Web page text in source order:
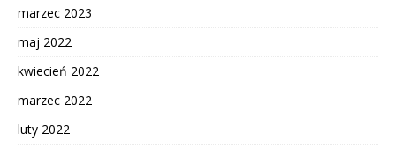
marzec 2023
maj 2022
kwiecień 2022
marzec 2022
luty 2022